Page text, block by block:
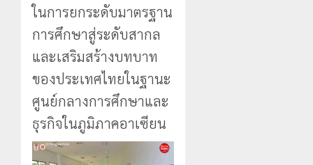
ในการยกระดับมาตรฐาน
การศึกษาสู่ระดับสากล
และเสริมสร้างบทบาท
ของประเทศไทยในฐานะ
ศูนย์กลางการศึกษาและ
ธุรกิจในภูมิภาคอาเซียน